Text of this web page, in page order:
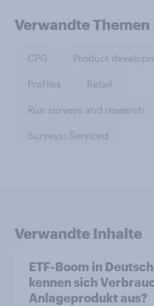
Verwandte Themen
CPG Product
Profiles Retail
Run surveys and research
Surveys: Serviced
Verwandte Inhalte
ETF-Boom in
kennen sich
Anlageprodukt aus?